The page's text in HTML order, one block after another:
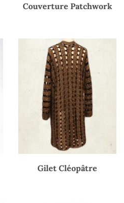
Couverture Patchwork
Gilet Cléopâtre